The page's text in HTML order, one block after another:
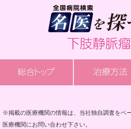
※掲載の医療機関の情報は、当社独自調査をベ
医療機関にお問い合わせ下さい。